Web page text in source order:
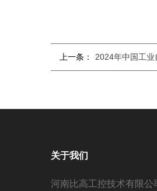
上一条： 2024年中国工
关于我们
河南比高工控技术有限公